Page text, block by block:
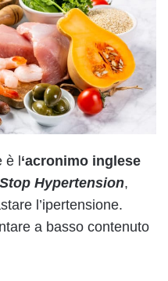
è l‘acronimo inglese
Hypertension,
l’ipertensione.
a basso contenuto